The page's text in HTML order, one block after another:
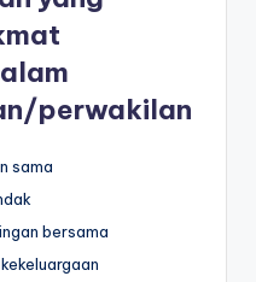
perwakilan
sama
bersama